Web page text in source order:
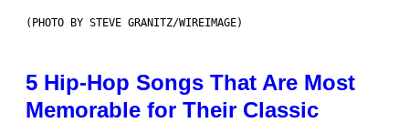
(PHOTO BY STEVE GRANITZ/WIREIMAGE)
5 Hip-Hop Songs That Are Most
Memorable for Their Classic